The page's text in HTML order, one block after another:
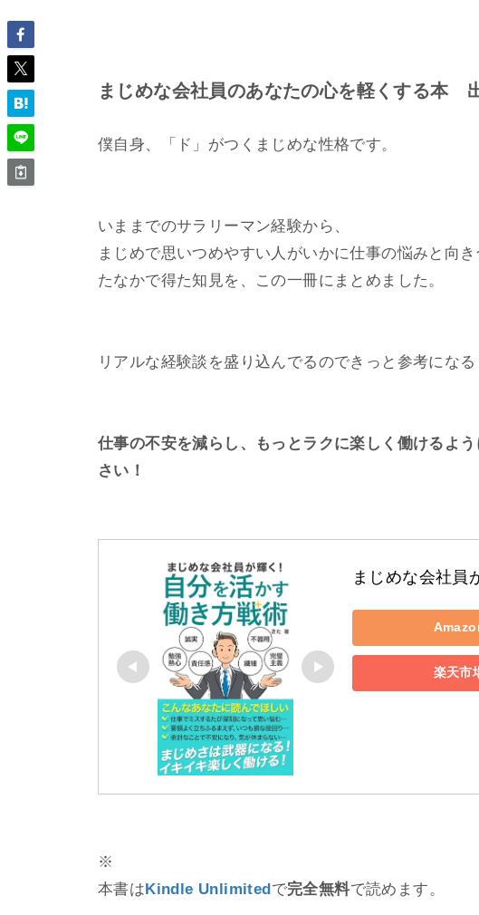
まじめな会社員のあなたの心を軽くする本
僕自身、「ド」がつくまじめな性格です。
いままでのサラリーマン経験から、
まじめで思いつめやすい人がいかに仕事の悩みと向
たなかで得た知見を、この一冊にまとめました。
リアルな経験談を盛り込んでるのできっと参考になる
仕事の不安を減らし、もっとラクに楽しく働けるよ
さい！
まじめな会社員
楽天市
※
本書はKindle Unlimitedで完全無料で読めます。